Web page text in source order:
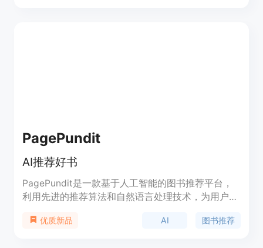
PagePundit
AI推荐好书
PagePundit是一款基于人工智能的图书推荐平台，
利用先进的推荐算法和自然语言处理技术，为用户提
PagePundit快速找到符合自己口味和兴趣的好书。
优质新品 AI 图书推荐